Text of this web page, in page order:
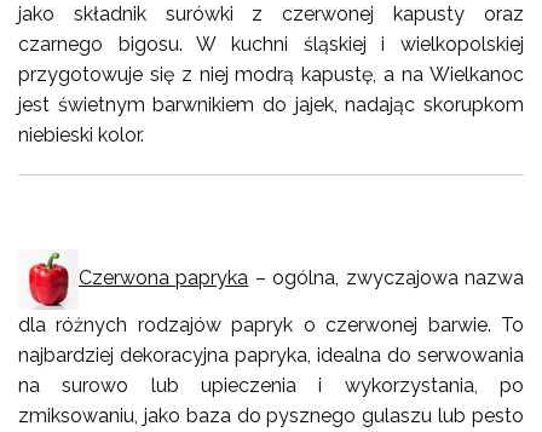
jako składnik surówki z czerwonej kapusty oraz
czarnego bigosu. W kuchni śląskiej i wielkopolskiej
przygotowuje się z niej modrą kapustę, a na Wielkanoc
jest świetnym barwnikiem do jajek, nadając skorupkom
niebieski kolor.
Czerwona papryka – ogólna, zwyczajowa nazwa
dla różnych rodzajów papryk o czerwonej barwie. To
najbardziej dekoracyjna papryka, idealna do serwowania
na surowo lub upieczenia i wykorzystania, po
zmiksowaniu, jako baza do pysznego gulaszu lub pesto